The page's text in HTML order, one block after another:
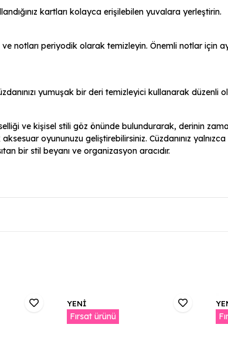
kartları kolayca erişilebilen yuvalara yerleştirin.
notları periyodik olarak temizleyin. Önemli notlar için
yumuşak bir deri temizleyici kullanarak düzenli
ve kişisel stili göz önünde bulundurarak, derinin
oyununuzu geliştirebilirsiniz. Cüzdanınız
bir stil beyanı ve organizasyon aracıdır.
YENİ
Fırsat ürünü